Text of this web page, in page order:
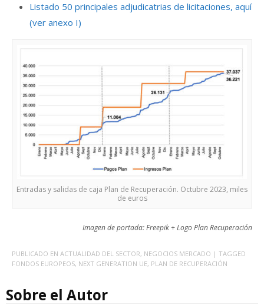
Listado 50 principales adjudicatrias de licitaciones, aquí
(ver anexo I)
Entradas y salidas de caja Plan de Recuperación. Octubre 2023, miles
de euros
Imagen de portada: Freepik + Logo Plan Recuperación
PUBLICADO EN ACTUALIDAD DEL SECTOR, NEGOCIOS MERCADO | TAGGED
FONDOS EUROPEOS, NEXT GENERATION UE, PLAN DE RECUPERACIÓN
Sobre el Autor